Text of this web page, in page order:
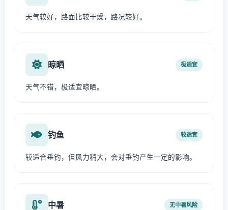
天气较好，路面比较干燥，路况较好。
晾晒 极适宜
天气不错，极适宜晾晒。
钓鱼 较适宜
较适合垂钓，但风力稍大，会对垂钓产生一定的影响。
中暑 无中暑风险